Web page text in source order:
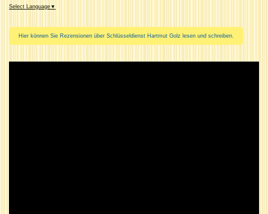
Select Language ▼
Hier können Sie Rezensionen über Schlüsseldienst Hartmut Golz lesen und schreiben.